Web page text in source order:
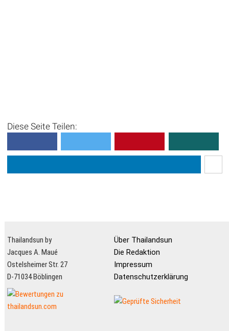
Diese Seite Teilen:
Thailandsun by
Jacques A. Maué
Ostelsheimer Str. 27
D-71034 Böblingen
Über Thailandsun
Die Redaktion
Impressum
Datenschutzerklärung